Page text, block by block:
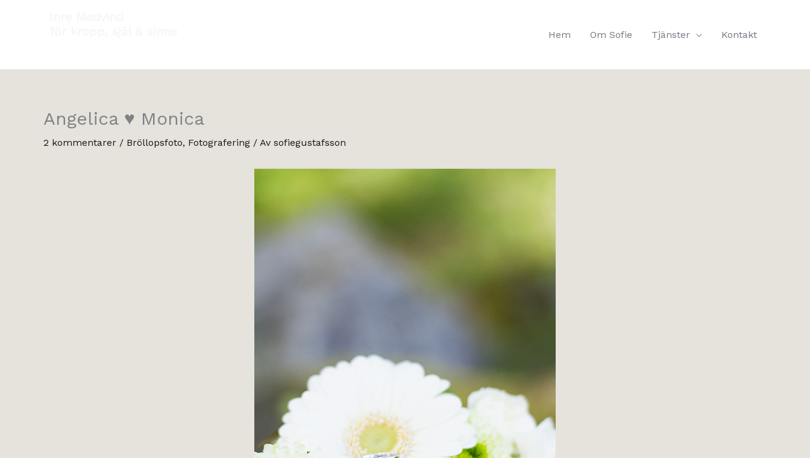
Hem Om Sofie Tjänster Kontakt
Angelica ♥ Monica
2 kommentarer / Bröllopsfoto, Fotografering / Av sofiegustafsson